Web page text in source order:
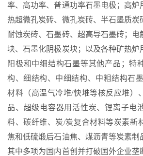
率、高功率、普通功率石墨电极；高炉
热超微孔炭砖、微孔炭砖、半石墨质炭
耐蚀炭砖、石墨砖、超高导石墨砖；电
块、石墨化阴极炭块；以及各种矿热炉
阳极和中细结构石墨等其他产品；特
构、细结构、中细结构、中粗结构石
材料（高温气冷堆/快堆等核反应堆）
品、超级电容器用活性炭、锂离子电
料、碳纤维、炭/炭复合材料等炭素新
焦和低硫煅后石油焦、煤沥青等炭素制
其中多项为国内首创并打破国外企业垄